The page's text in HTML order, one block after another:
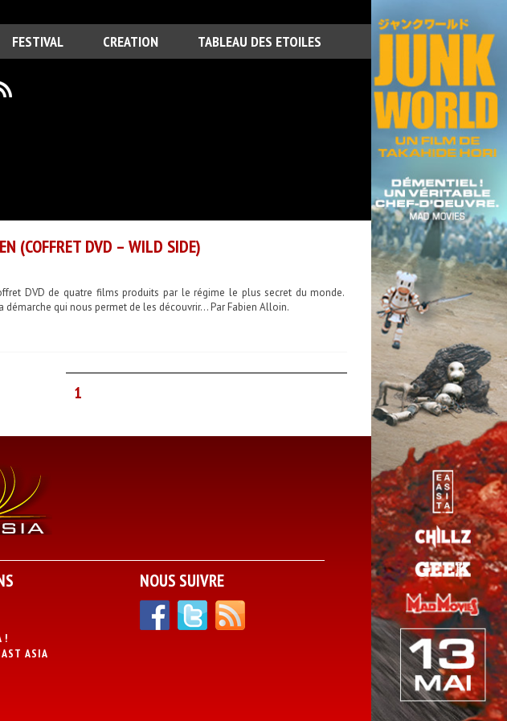
FESTIVAL CREATION TABLEAU DES ETOILES
(COFFRET DVD – WILD SIDE)
DVD de quatre films produits par le régime le plus secret du monde.
qui nous permet de les découvrir… Par Fabien Alloin.
1
!
ASIA
NOUS SUIVRE